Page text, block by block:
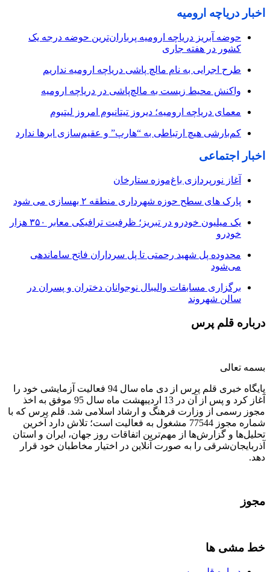
اخبار دریاچه ارومیه
حوضه آبریز دریاچه ارومیه پرباران‌ترین حوضه‌ درجه یک
کشور در هفته جاری
طرح اجرایی به نام مالچ پاشی دریاچه ارومیه نداریم
واکنش محیط زیست به مالچ‌پاشی در دریاچه ارومیه
معمای دریاچه ارومیه؛ دیروز تیتانیوم امروز لیتیوم
کم‌بارشی هیچ ارتباطی به “هارپ” و عقیم‌سازی ابرها ندارد
اخبار اجتماعی
آغاز نورپردازی باغ‌موزه ستارخان
پارک های سطح حوزه شهرداری منطقه ۲ بهسازی می شود
یک میلیون خودرو در تبریز؛ ظرفیت ترافیکی معابر ۳۵۰ هزار
خودرو
محدوده پل شهید رحمتی تا پل سرداران فاتح ساماندهی
می‌شود
برگزاری مسابقات والیبال نوجوانان دختران و پسران در
سالن شهروند
درباره قلم پرس
بسمه تعالی
پایگاه خبری قلم پرس از دی ماه سال 94 فعالیت آزمایشی خود را
آغاز کرد و پس از آن در 13 اردیبهشت ماه سال 95 موفق به اخذ
مجوز رسمی از وزارت فرهنگ و ارشاد اسلامی شد. قلم پرس که با
شماره مجوز 77544 مشغول به فعالیت است؛ تلاش دارد آخرین
تحلیل‌ها و گزارش‌ها از مهم‌ترین اتفاقات روز جهان، ایران و استان
آذربایجان‌شرقی را به صورت آنلاین در اختیار مخاطبان خود قرار
دهد.
مجوز
خط مشی ها